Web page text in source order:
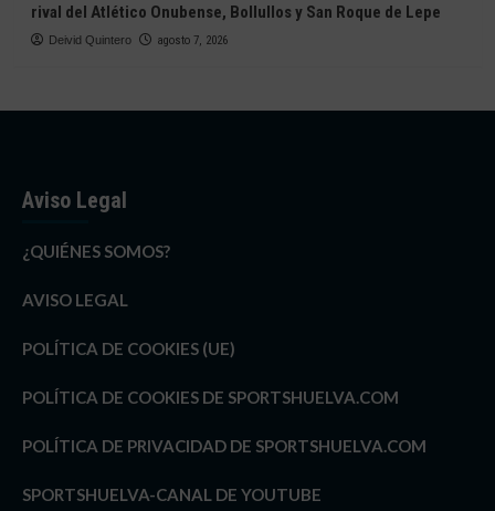
rival del Atlético Onubense, Bollullos y San Roque de Lepe
Deivid Quintero agosto 7, 2026
Aviso Legal
¿QUIÉNES SOMOS?
AVISO LEGAL
POLÍTICA DE COOKIES (UE)
POLÍTICA DE COOKIES DE SPORTSHUELVA.COM
POLÍTICA DE PRIVACIDAD DE SPORTSHUELVA.COM
SPORTSHUELVA-CANAL DE YOUTUBE